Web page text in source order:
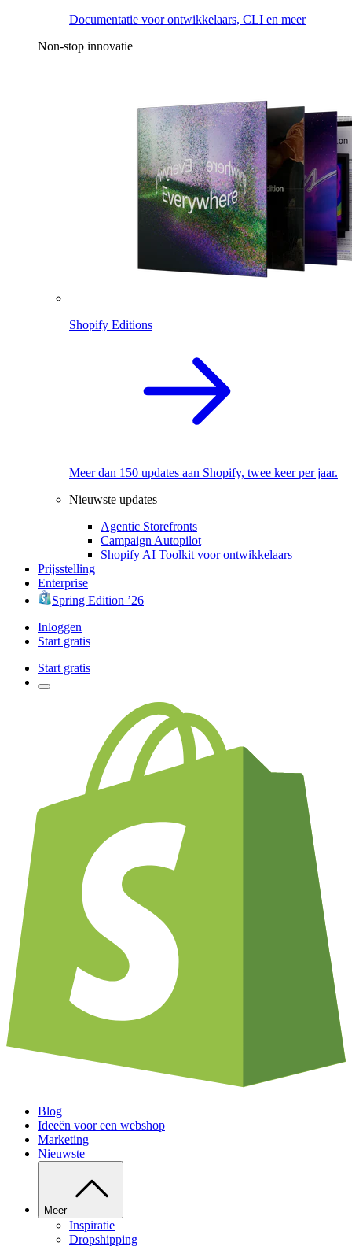
Documentatie voor ontwikkelaars, CLI en meer
Non-stop innovatie
Shopify Editions
Meer dan 150 updates aan Shopify, twee keer per jaar.
Nieuwste updates
Agentic Storefronts
Campaign Autopilot
Shopify AI Toolkit voor ontwikkelaars
Prijsstelling
Enterprise
Spring Edition ’26
Inloggen
Start gratis
Start gratis
Blog
Ideeën voor een webshop
Marketing
Nieuwste
Meer
Inspiratie
Dropshipping